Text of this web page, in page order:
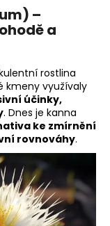
–
a
rostlina
kmeny využívaly
účinky,
. Dnes je kanna
ke zmírnění
rovnováhy.